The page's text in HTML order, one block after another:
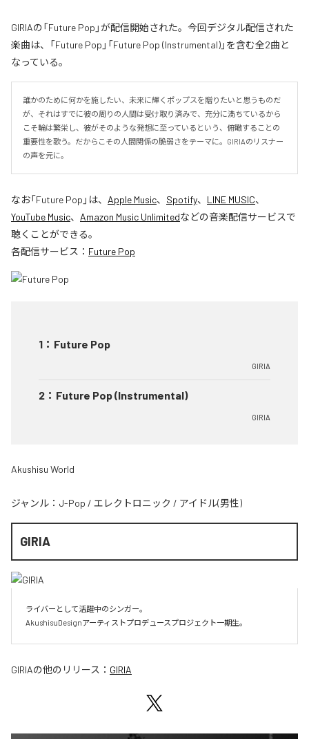
GIRIAの「Future Pop」が配信開始された。今回デジタル配信された
楽曲は、「Future Pop」「Future Pop (Instrumental)」を含む全2曲と
なっている。
誰かのために何かを施したい、未来に輝くポップスを贈りたいと思うものだ
が、それはすでに彼の周りの人間は受け取り済みで、充分に満ちているから
こそ輪は繁栄し、彼がそのような発想に至っているという、俯瞰することの
重要性を歌う。だからこその人間関係の脆弱さをテーマに。GIRIAのリスナー
の声を元に。
なお「Future Pop 」は、 Apple Music、 Spotify、 LINE MUSIC、
YouTube Music、 Amazon Music Unlimitedなどの音楽配信サービスで
聴くことができる。
各配信サービス： Future Pop
1 ： Future Pop
GIRIA
2 ： Future Pop (Instrumental)
GIRIA
Akushisu World
ジャンル： J-Pop / エレクトロニック / アイドル(男性)
GIRIA
ライバーとして活躍中のシンガー。
AkushisuDesignアーティストプロデュースプロジェクト一期生。
GIRIAの他のリリース： GIRIA